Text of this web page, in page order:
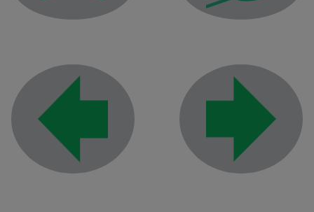
Spia delle luci di posizione
Spia delle luci
Spia della luce indicatrice di direzione lato sinistro
Spia delle luci